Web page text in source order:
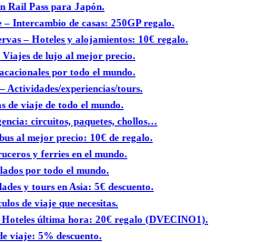
Rail Pass para Japón.
– Intercambio de casas: 250GP regalo.
– Hoteles y alojamientos: 10€ regalo.
Viajes de lujo al mejor precio.
por todo el mundo.
Actividades/experiencias/tours.
de viaje de todo el mundo.
circuitos, paquetes, chollos…
al mejor precio: 10€ de regalo.
y ferries en el mundo.
por todo el mundo.
y tours en Asia: 5€ descuento.
de viaje que necesitas.
última hora: 20€ regalo (DVECINO1).
viaje: 5% descuento.